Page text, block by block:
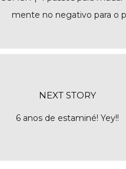
mente no negativo para o
NEXT STORY
6 anos de estaminé! Yey!!